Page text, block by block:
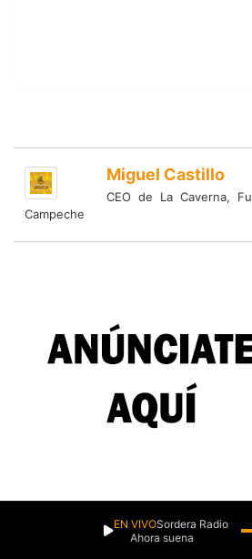
Miguel Castillo
CEO de La Caverna,
Campeche
EN VIVOSordera Radio
Ahora suena